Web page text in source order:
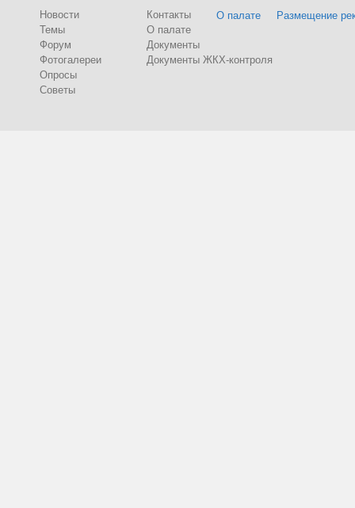
Новости
Темы
Форум
Фотогалереи
Опросы
Советы
Контакты
О палате
Документы
Документы ЖКХ-контроля
О палате Размещение